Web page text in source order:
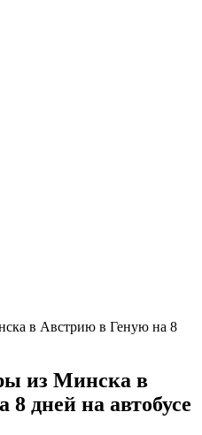
из Минска в
дней на автобусе